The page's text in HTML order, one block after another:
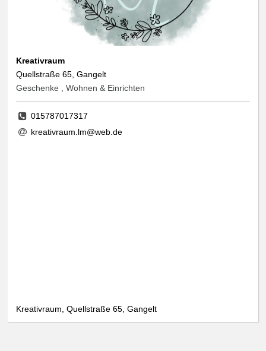
Kreativraum
Quellstraße 65, Gangelt
Geschenke , Wohnen & Einrichten
015787017317
kreativraum.lm@web.de
Kreativraum, Quellstraße 65, Gangelt